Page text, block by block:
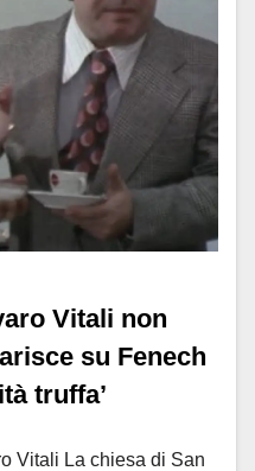
Vitali non
su Fenech
truffa’
Vitali La chiesa di San